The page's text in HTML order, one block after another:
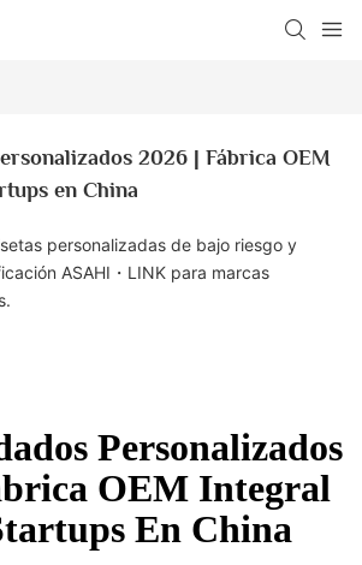
2026 | Fábrica OEM
en China
personalizadas de bajo riesgo y
ASAHI・LINK para marcas
Personalizados
OEM Integral
En China